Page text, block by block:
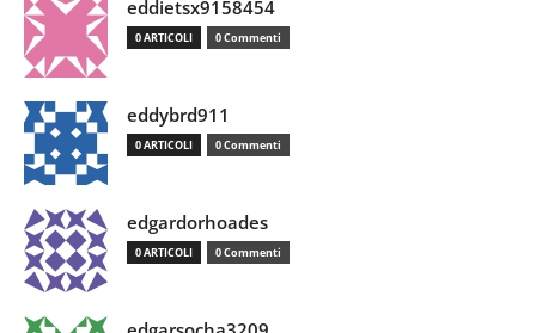
eddietsx9158454
0 ARTICOLI 0 Commenti
eddybrd911
0 ARTICOLI 0 Commenti
edgardorhoades
0 ARTICOLI 0 Commenti